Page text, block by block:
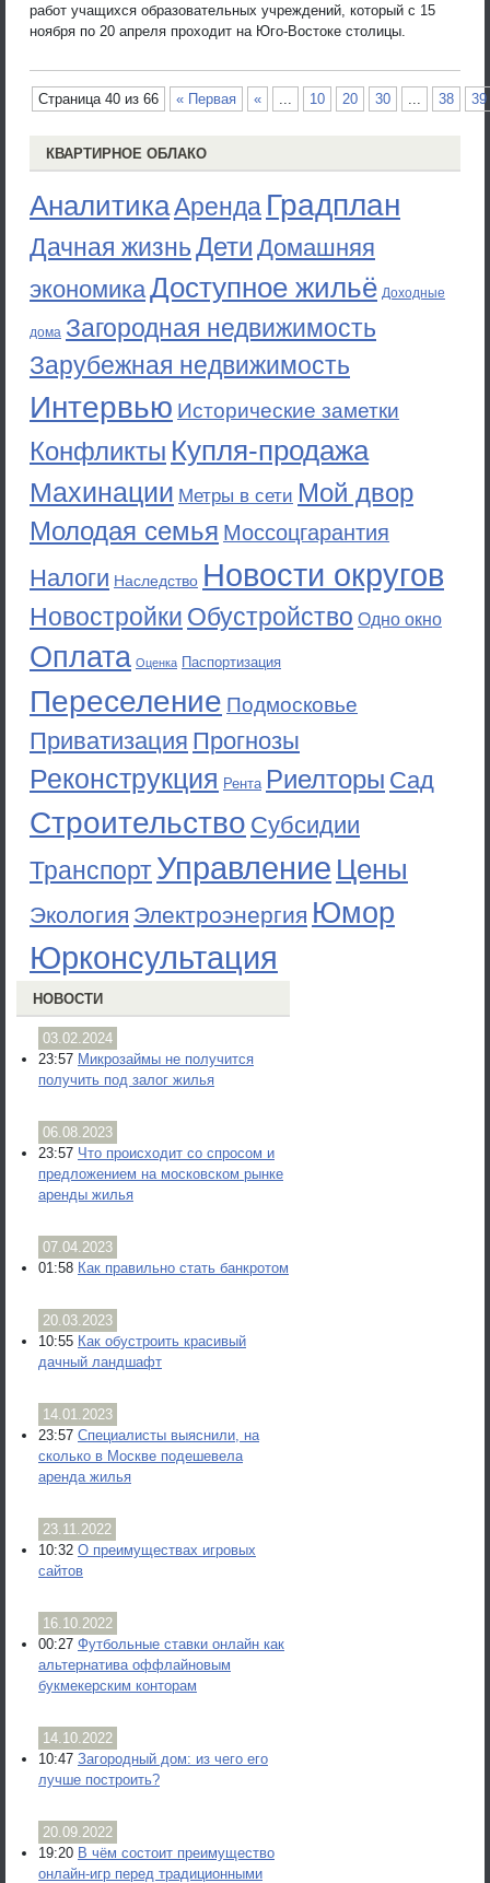
работ учащихся образовательных учреждений, который с 15
ноября по 20 апреля проходит на Юго-Востоке столицы.
Страница 40 из 66 « Первая « ... 10 20 30 ... 38 39
КВАРТИРНОЕ ОБЛАКО
АналитикаАренда Градплан
Дачная жизньДети Домашняя
экономикаДоступное жильё Доходные
дома Загородная недвижимость
Зарубежная недвижимость
Интервью Исторические заметки
Конфликты Купля-продажа
Махинации Метры в сети Мой двор
Молодая семья Моссоцгарантия
Налоги Наследство Новости округов
Новостройки Обустройство Одно окно
Оплата Оценка Паспортизация
Переселение Подмосковье
Приватизация Прогнозы
Реконструкция Рента Риелторы Сад
Строительство Субсидии
ТранспортУправление Цены
Экология Электроэнергия Юмор
Юрконсультация
НОВОСТИ
03.02.2024
23:57 Микрозаймы не получится
получить под залог жилья
06.08.2023
23:57 Что происходит со спросом и
предложением на московском рынке
аренды жилья
07.04.2023
01:58 Как правильно стать банкротом
20.03.2023
10:55 Как обустроить красивый
дачный ландшафт
14.01.2023
23:57 Специалисты выяснили, на
сколько в Москве подешевела
аренда жилья
23.11.2022
10:32 О преимуществах игровых
сайтов
16.10.2022
00:27 Футбольные ставки онлайн как
альтернатива оффлайновым
букмекерским конторам
14.10.2022
10:47 Загородный дом: из чего его
лучше построить?
20.09.2022
19:20 В чём состоит преимущество
онлайн-игр перед традиционными